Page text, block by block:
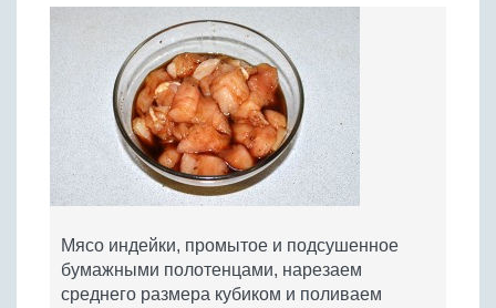
Мясо индейки, промытое и подсушенное
бумажными полотенцами, нарезаем
среднего размера кубиком и поливаем